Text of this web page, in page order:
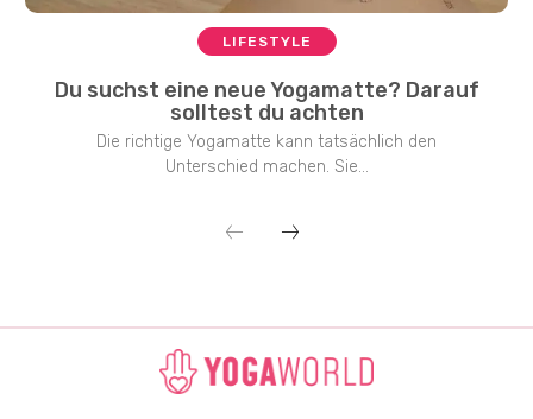
LIFESTYLE
Du suchst eine neue Yogamatte? Darauf
solltest du achten
Die richtige Yogamatte kann tatsächlich den
Unterschied machen. Sie...